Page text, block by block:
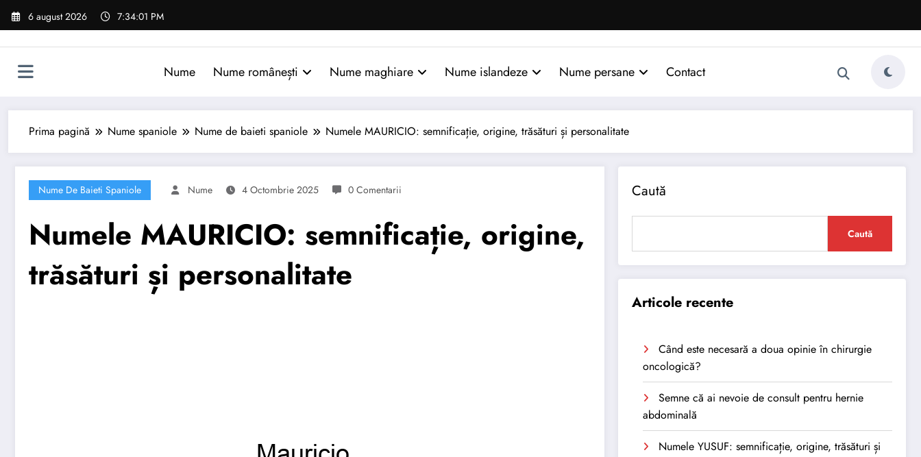
Sari
6 august 2026 7:34:02 PM
Nume Nume românești Nume maghiare Nume islandeze Nume persane Contact
Prima pagină Nume spaniole Nume de baieti spaniole Numele MAURICIO: semnificație, origine, trăsături și personalitate
Nume De Baieti Spaniole Nume 4 Octombrie 2025 0 Comentarii
Numele MAURICIO: semnificație, origine,
trăsături și personalitate
Caută
Caută
Articole recente
Când este necesară a doua opinie în chirurgie
oncologică?
Semne că ai nevoie de consult pentru hernie
abdominală
Numele YUSUF: semnificație, origine, trăsături și